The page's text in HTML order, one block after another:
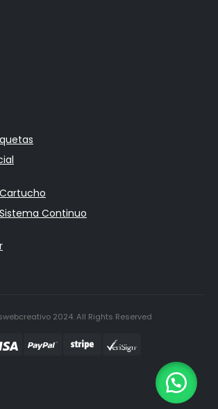
Continuo
2024. All Rights Reserved